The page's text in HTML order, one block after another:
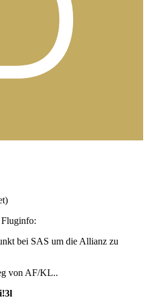
Fluginfo:
bei SAS um die Allianz zu
von AF/KL..